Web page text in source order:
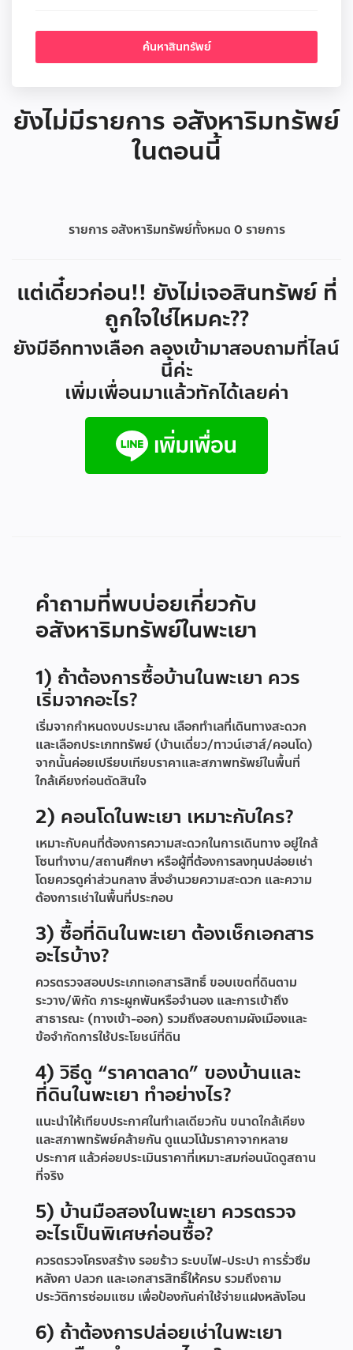
ยังไม่มีรายการ อสังหาริมทรัพย์
ในตอนนี้
รายการ อสังหาริมทรัพย์ทั้งหมด 0 รายการ
แต่เดี๋ยวก่อน!! ยังไม่เจอสินทรัพย์ ที่
ถูกใจใช่ไหมคะ??
ยังมีอีกทางเลือก ลองเข้ามาสอบถามที่ไลน์
นี้ค่ะ
เพิ่มเพื่อนมาแล้วทักได้เลยค่า
คำถามที่พบบ่อยเกี่ยวกับ
อสังหาริมทรัพย์ในพะเยา
1) ถ้าต้องการซื้อบ้านในพะเยา ควร
เริ่มจากอะไร?
เริ่มจากกำหนดงบประมาณ เลือกทำเลที่เดินทางสะดวก
และเลือกประเภททรัพย์ (บ้านเดี่ยว/ทาวน์เฮาส์/คอนโด)
จากนั้นค่อยเปรียบเทียบราคาและสภาพทรัพย์ในพื้นที่
ใกล้เคียงก่อนตัดสินใจ
2) คอนโดในพะเยา เหมาะกับใคร?
เหมาะกับคนที่ต้องการความสะดวกในการเดินทาง อยู่ใกล้
โซนทำงาน/สถานศึกษา หรือผู้ที่ต้องการลงทุนปล่อยเช่า
โดยควรดูค่าส่วนกลาง สิ่งอำนวยความสะดวก และความ
ต้องการเช่าในพื้นที่ประกอบ
3) ซื้อที่ดินในพะเยา ต้องเช็กเอกสาร
อะไรบ้าง?
ควรตรวจสอบประเภทเอกสารสิทธิ์ ขอบเขตที่ดินตาม
ระวาง/พิกัด ภาระผูกพันหรือจำนอง และการเข้าถึง
สาธารณะ (ทางเข้า-ออก) รวมถึงสอบถามผังเมืองและ
ข้อจำกัดการใช้ประโยชน์ที่ดิน
4) วิธีดู “ราคาตลาด” ของบ้านและ
ที่ดินในพะเยา ทำอย่างไร?
แนะนำให้เทียบประกาศในทำเลเดียวกัน ขนาดใกล้เคียง
และสภาพทรัพย์คล้ายกัน ดูแนวโน้มราคาจากหลาย
ประกาศ แล้วค่อยประเมินราคาที่เหมาะสมก่อนนัดดูสถาน
ที่จริง
5) บ้านมือสองในพะเยา ควรตรวจ
อะไรเป็นพิเศษก่อนซื้อ?
ควรตรวจโครงสร้าง รอยร้าว ระบบไฟ-ประปา การรั่วซึม
หลังคา ปลวก และเอกสารสิทธิ์ให้ครบ รวมถึงถาม
ประวัติการซ่อมแซม เพื่อป้องกันค่าใช้จ่ายแฝงหลังโอน
6) ถ้าต้องการปล่อยเช่าในพะเยา